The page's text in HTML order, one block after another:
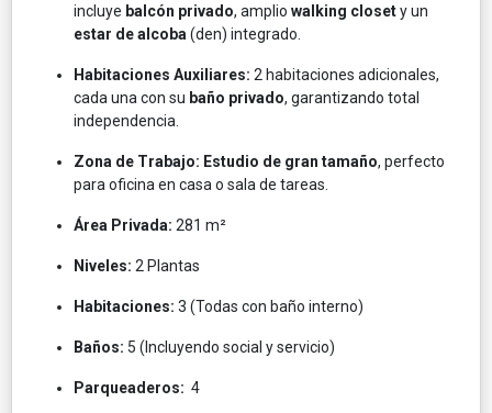
incluye balcón privado, amplio walking closety un
estar de alcoba (den) integrado.
Habitaciones Auxiliares: 2 habitaciones adicionales,
cada una con su baño privado, garantizando total
independencia.
Zona de Trabajo: Estudio de gran tamaño, perfecto
para oficina en casa o sala de tareas.
Área Privada: 281 m²
Niveles: 2 Plantas
Habitaciones: 3 (Todas con baño interno)
Baños: 5 (Incluyendo social y servicio)
Parqueaderos: 4